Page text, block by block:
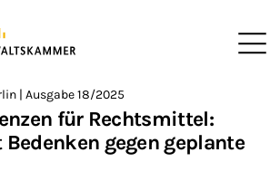
SPRINGEN
>
Newsletter
>
Nachrichten aus Berlin
| Ausgabe 18/2025
für Rechtsmittel:
Bedenken gegen geplante